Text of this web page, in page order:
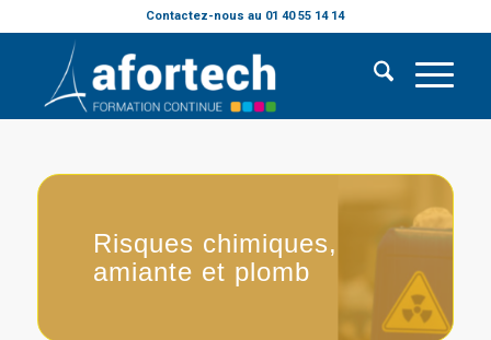
Contactez-nous au 01 40 55 14 14
Risques chimiques,
amiante et plomb